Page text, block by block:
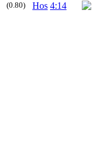
(0.80) Hos 4:14